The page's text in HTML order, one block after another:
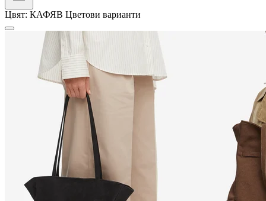
Цвят: КАФЯВ Цветови варианти